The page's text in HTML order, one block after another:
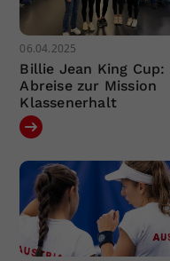
06.04.2025
Billie Jean King Cup:
Abreise zur Mission
Klassenerhalt